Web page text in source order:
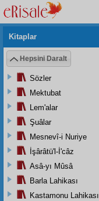
Kitaplar
Hepsini Daralt
Sözler
Mektubat
Lem'alar
Şuâlar
Mesnevî-i Nuriye
İşârâtü'l-İ'câz
Asâ-yı Mûsâ
Barla Lahikası
Kastamonu Lahikası